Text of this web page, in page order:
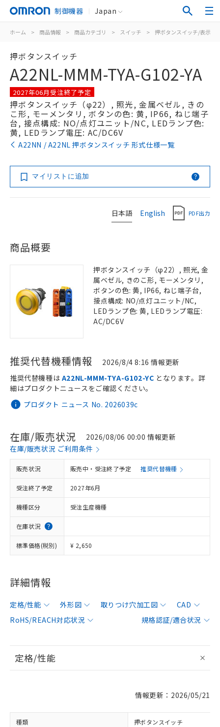
制御機器 Japan
ホーム > 商品情報 > 商品カテゴリ > スイッチ > 押ボタンスイッチ/表示灯
押ボタンスイッチ
A22NL-MMM-TYA-G102-YA
2027年06月受注終了予定
押ボタンスイッチ（φ22）, 照光, 金属ベゼル, きの
こ形, モーメンタリ, ボタンの色: 黄, IP66, ねじ端子
台, 接点構成: NO/点灯ユニット/NC, LEDランプ色:
黄, LEDランプ電圧: AC/DC6V
A22NN / A22NL 押ボタンスイッチ 形式仕様一覧
マイリストに追加
日本語 English PDF出力
商品概要
押ボタンスイッチ（φ22）, 照光, 金
属ベゼル, きのこ形, モーメンタリ,
ボタンの色: 黄, IP66, ねじ端子台,
接点構成: NO/点灯ユニット/NC,
LEDランプ色: 黄, LEDランプ電圧:
AC/DC6V
推奨代替機種情報 2026/8/4 8:16 情報更新
プロダクト ニュース No. 2026039c
推奨代替機種は A22NL-MMM-TYA-G102-YC となります。詳
細はプロダクトニュースをご確認ください。
在庫/販売状況
2026/08/06 00:00 情報更新
在庫/販売状況 ご利用条件
販売状況 販売中・受注終了予定 推奨代替機種
受注終了予定 2027年6月
機種区分 受注生産機種
在庫状況
標準価格(税別) ¥ 2,650
詳細情報
定格/性能 外形図 取りつけ穴加工図
CAD
RoHS/REACH対応状況
規格認証/適合状況
定格/性能
情報更新：2026/05/21
種類 押ボタンスイッチ